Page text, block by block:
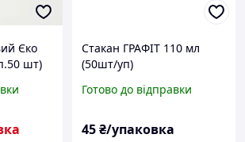
Єко
шт)
Стакан ГРАФІТ 110 мл
(50шт/уп)
Готово до відправки
45₴/упаковка